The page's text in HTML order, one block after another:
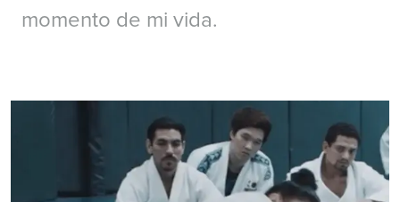
momento de mi vida.